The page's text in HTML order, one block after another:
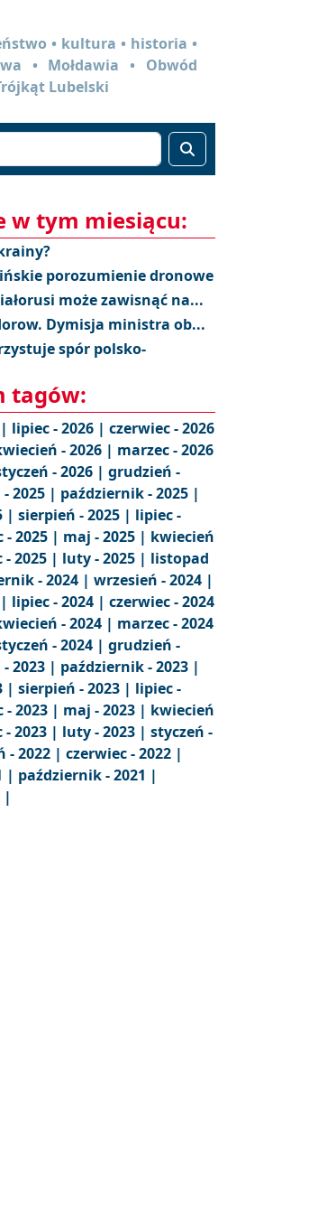
• kultura • historia •
• Mołdawia • Obwód
Lubelski
w tym miesiącu:
porozumienie dronowe
może zawisnąć na...
Dymisja ministra ob...
spór polsko-
tagów:
lipiec - 2026 | czerwiec - 2026
- 2026 | marzec - 2026
- 2026 | grudzień -
2025 | październik - 2025 |
| sierpień - 2025 | lipiec -
- 2025 | maj - 2025 | kwiecień
- 2025 | luty - 2025 | listopad
- 2024 | wrzesień - 2024 |
lipiec - 2024 | czerwiec - 2024
- 2024 | marzec - 2024
- 2024 | grudzień -
2023 | październik - 2023 |
| sierpień - 2023 | lipiec -
- 2023 | maj - 2023 | kwiecień
- 2023 | luty - 2023 | styczeń -
- 2022 | czerwiec - 2022 |
| październik - 2021 |
|